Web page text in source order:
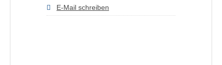
E-Mail schreiben